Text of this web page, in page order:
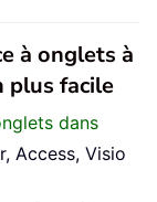
à onglets à
plus facile
dans
Access, Visio